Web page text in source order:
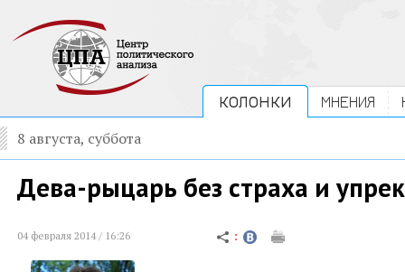
КОЛОНКИ МНЕНИЯ
8 августа, суббота
Дева-рыцарь без страха и
04 февраля 2014 / 16:26